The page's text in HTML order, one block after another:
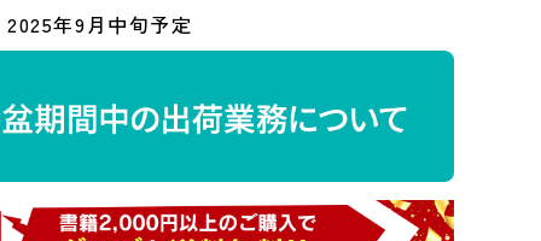
2025年9月中旬予定